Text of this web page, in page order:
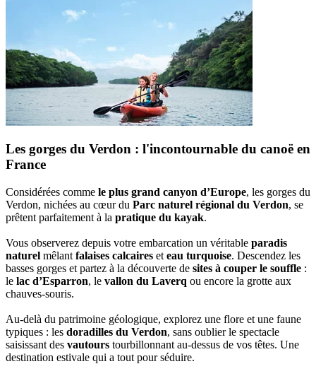
Les gorges du Verdon : l'incontournable du canoë en
France
Considérées comme le plus grand canyon d’Europe, les gorges du
Verdon, nichées au cœur du Parc naturel régional du Verdon, se
prêtent parfaitement à la pratique du kayak.
Vous observerez depuis votre embarcation un véritable paradis
naturel mêlant falaises calcaires et eau turquoise. Descendez les
basses gorges et partez à la découverte de sites à couper le souffle :
le lac d’Esparron, le vallon du Laverq ou encore la grotte aux
chauves-souris.
Au-delà du patrimoine géologique, explorez une flore et une faune
typiques : les doradilles du Verdon, sans oublier le spectacle
saisissant des vautours tourbillonnant au-dessus de vos têtes. Une
destination estivale qui a tout pour séduire.